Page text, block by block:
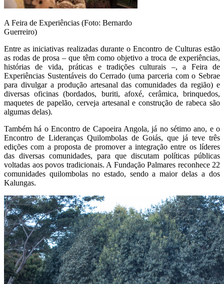
A Feira de Experiências (Foto: Bernardo
Guerreiro)
Entre as iniciativas realizadas durante o Encontro de Culturas estão
as rodas de prosa – que têm como objetivo a troca de experiências,
histórias de vida, práticas e tradições culturais –, a Feira de
Experiências Sustentáveis do Cerrado (uma parceria com o Sebrae
para divulgar a produção artesanal das comunidades da região) e
diversas oficinas (bordados, buriti, afoxé, cerâmica, brinquedos,
maquetes de papelão, cerveja artesanal e construção de rabeca são
algumas delas).
Também há o Encontro de Capoeira Angola, já no sétimo ano, e o
Encontro de Lideranças Quilombolas de Goiás, que já teve três
edições com a proposta de promover a integração entre os líderes
das diversas comunidades, para que discutam políticas públicas
voltadas aos povos tradicionais. A Fundação Palmares reconhece 22
comunidades quilombolas no estado, sendo a maior delas a dos
Kalungas.